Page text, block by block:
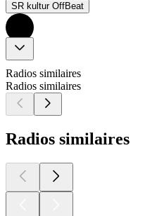
SR kultur OffBeat
Radios similaires
Radios similaires
Radios similaires